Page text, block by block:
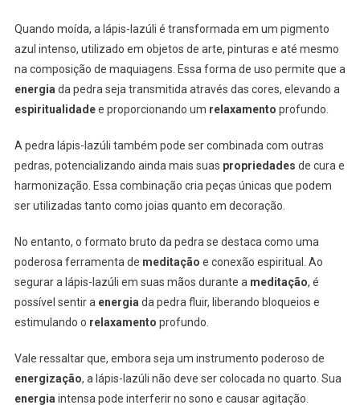
Quando moída, a lápis-lazúli é transformada em um pigmento
azul intenso, utilizado em objetos de arte, pinturas e até mesmo
na composição de maquiagens. Essa forma de uso permite que a
energia da pedra seja transmitida através das cores, elevando a
espiritualidadee proporcionando um relaxamento profundo.
A pedra lápis-lazúli também pode ser combinada com outras
pedras, potencializando ainda mais suas propriedades de cura e
harmonização. Essa combinação cria peças únicas que podem
ser utilizadas tanto como joias quanto em decoração.
No entanto, o formato bruto da pedra se destaca como uma
poderosa ferramenta de meditação e conexão espiritual. Ao
segurar a lápis-lazúli em suas mãos durante a meditação, é
possível sentir a energia da pedra fluir, liberando bloqueios e
estimulando o relaxamento profundo.
Vale ressaltar que, embora seja um instrumento poderoso de
energização, a lápis-lazúli não deve ser colocada no quarto. Sua
energia intensa pode interferir no sono e causar agitação.